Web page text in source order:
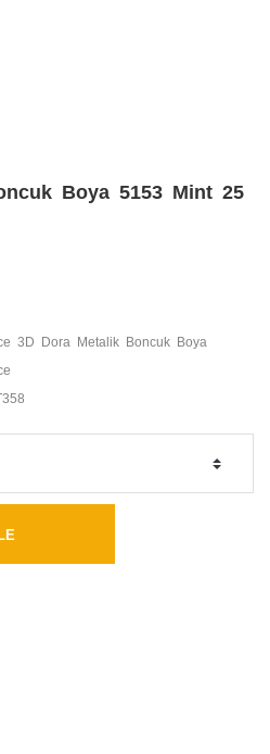
Boya 5153 Mint 25
3D Dora Metalik Boncuk Boya